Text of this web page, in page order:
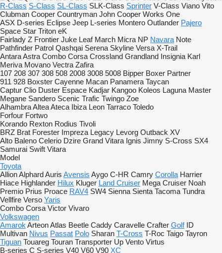
R-Class S-Class SL-Class SLK-Class Sprinter V-Class Viano Vito
Clubman Cooper Countryman John Cooper Works One
ASX D-series Eclipse Jeep L-series Montero Outlander Pajero
Space Star Triton eK
Fairlady Z Frontier Juke Leaf March Micra NP Navara Note
Pathfinder Patrol Qashqai Serena Skyline Versa X-Trail
AntaraAstra Combo Corsa Crossland Grandland Insignia Karl
Meriva Movano Vectra Zafira
107 208 307 308 508 2008 3008 5008 Bipper Boxer Partner
911 928 Boxster Cayenne Macan Panamera Taycan
Captur Clio Duster Espace Kadjar Kangoo Koleos Laguna Master
Megane Sandero Scenic Trafic Twingo Zoe
AlhambraAlteaAteca Ibiza Leon Tarraco Toledo
Forfour Fortwo
Korando Rexton Rodius Tivoli
BRZ Brat Forester Impreza Legacy Levorg Outback XV
Alto Baleno Celerio Dzire Grand Vitara Ignis Jimny S-Cross SX4
Samurai Swift Vitara
Model
Toyota
AllionAlphardAuris Avensis Aygo C-HR Camry Corolla Harrier
Hiace Highlander Hilux Kluger Land Cruiser Mega Cruiser Noah
Premio Prius Proace RAV4 SW4 Sienna Sienta Tacoma Tundra
Vellfire Verso Yaris
Combo Corsa Victor Vivaro
Volkswagen
Amarok ArteonAtlas Beetle Caddy Caravelle Crafter Golf ID
Multivan Nivus Passat Polo Sharan T-Cross T-Roc Taigo Tayron
Tiguan Touareg Touran Transporter Up Vento Virtus
B-series C S-series V40 V60 V90 XC